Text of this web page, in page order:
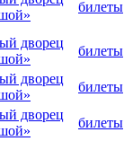
билеты
дворец
билеты
дворец
билеты
дворец
билеты